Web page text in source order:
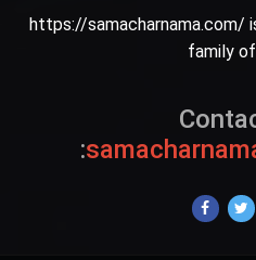
https://samacharnama.com/
family
: